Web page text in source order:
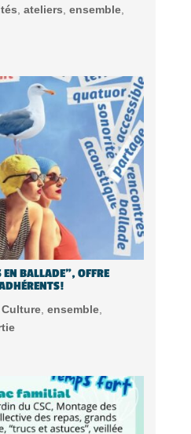
, ateliers, ensemble,
EN BALLADE”, OFFRE
, ensemble,